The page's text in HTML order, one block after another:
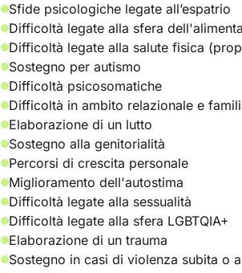
Sfide psicologiche legate all’espatrio
Difficoltà legate alla sfera
Difficoltà legate alla salute fisica
Sostegno per autismo
Difficoltà psicosomatiche
Difficoltà in ambito relazionale e
Elaborazione di un lutto
Sostegno alla genitorialità
Percorsi di crescita personale
Miglioramento dell'autostima
Difficoltà legate alla sessualità
Difficoltà legate alla sfera LGBTQIA+
Elaborazione di un trauma
Sostegno in casi di violenza subita o